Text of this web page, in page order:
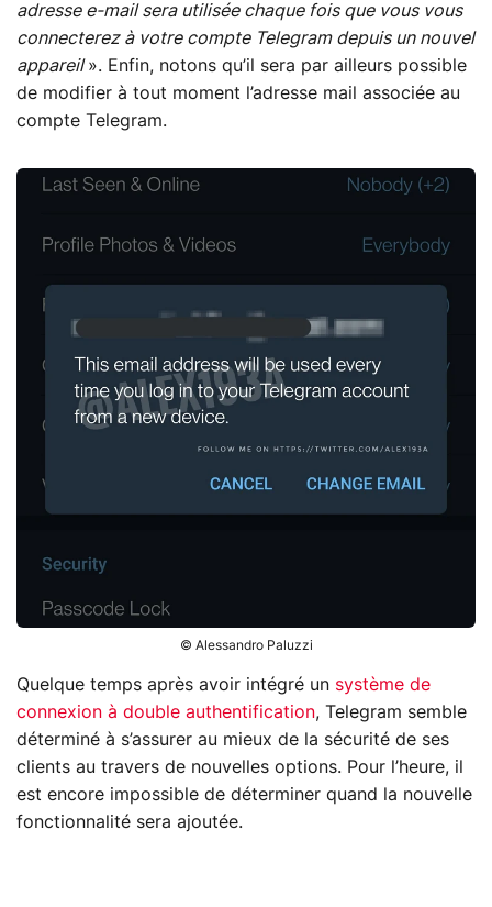
adresse e-mail sera utilisée chaque fois que vous vous
connecterez à votre compte Telegram depuis un nouvel
appareil». Enfin, notons qu’il sera par ailleurs possible
de modifier à tout moment l’adresse mail associée au
compte Telegram.
© Alessandro Paluzzi
Quelque temps après avoir intégré un système de
connexion à double authentification, Telegram semble
déterminé à s’assurer au mieux de la sécurité de ses
clients au travers de nouvelles options. Pour l’heure, il
est encore impossible de déterminer quand la nouvelle
fonctionnalité sera ajoutée.